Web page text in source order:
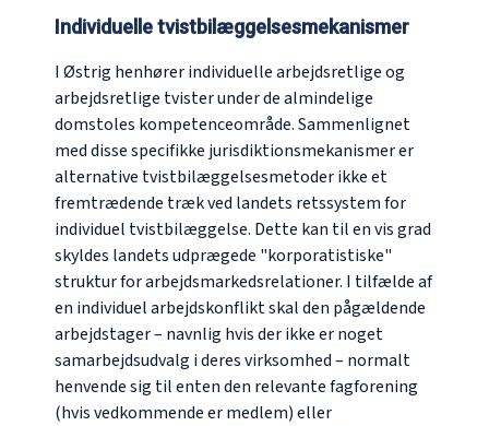
Individuelle tvistbilæggelsesmekanismer
I Østrig henhører individuelle arbejdsretlige og
arbejdsretlige tvister under de almindelige
domstoles kompetenceområde. Sammenlignet
med disse specifikke jurisdiktionsmekanismer er
alternative tvistbilæggelsesmetoder ikke et
fremtrædende træk ved landets retssystem for
individuel tvistbilæggelse. Dette kan til en vis grad
skyldes landets udprægede "korporatistiske"
struktur for arbejdsmarkedsrelationer. I tilfælde af
en individuel arbejdskonflikt skal den pågældende
arbejdstager – navnlig hvis der ikke er noget
samarbejdsudvalg i deres virksomhed – normalt
henvende sig til enten den relevante fagforening
(hvis vedkommende er medlem) eller